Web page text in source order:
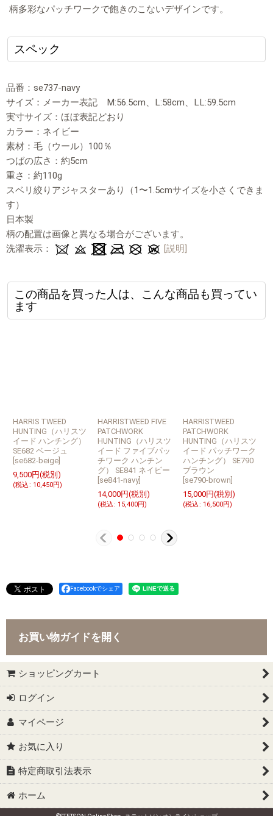
柄多彩なパッチワークで飽きのこないデザインです。
スペック
品番：se737-navy
サイズ：メーカー表記 M:56.5cm、L:58cm、LL:59.5cm
実寸サイズ：ほぼ表記どおり
カラー：ネイビー
素材：毛（ウール）100％
つばの広さ：約5cm
重さ：約110g
スベリ絞りアジャスターあり（1〜1.5cmサイズを小さくできま
す）
日本製
柄の配置は画像と異なる場合がございます。
洗濯表示：
[説明]
この商品を買った人は、こんな商品も買ってい
ます
HARRIS TWEED
HUNTING（ハリスツ
イード ハンチング）
SE682 ベージュ
se682-beige
9,500円(税別)
(税込: 10,450円)
HARRISTWEED FIVE
PATCHWORK
HUNTING（ハリスツ
イード ファイブパッ
チワーク ハンチン
グ） SE841 ネイビー
se841-navy]
14,000円(税別)
(税込: 15,400円)
HARRISTWEED
PATCHWORK
HUNTING（ハリスツ
イード パッチワーク
ハンチング） SE790
ブラウン
se790-brown
15,000円(税別)
(税込: 16,500円)
Facebookでシェア
お買い物ガイドを開く
ショッピングカート
ログイン
マイページ
お気に入り
特定商取引法表示
ホーム
©STETSON Online Shop - ステットソン オンラインショップ